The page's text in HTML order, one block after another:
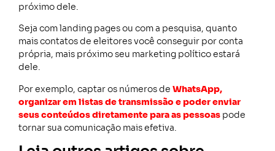
próximo dele.
Seja com landing pages ou com a pesquisa, quanto
mais contatos de eleitores você conseguir por conta
própria, mais próximo seu marketing político estará
dele.
Por exemplo, captar os números de WhatsApp,
organizar em listas de transmissão e poder enviar
seus conteúdos diretamente para as pessoas pode
tornar sua comunicação mais efetiva.